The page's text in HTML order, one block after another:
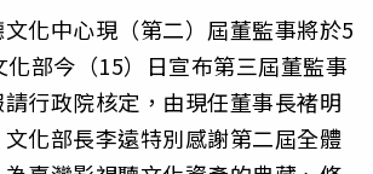
化中心現（第二）屆董監事將於5
部今（15）日宣布第三屆董監事
行政院核定，由現任董事長褚明
化部長李遠特別感謝第二屆全體